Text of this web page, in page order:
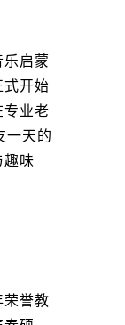
启蒙
开始
业老
一天的
味
誉教